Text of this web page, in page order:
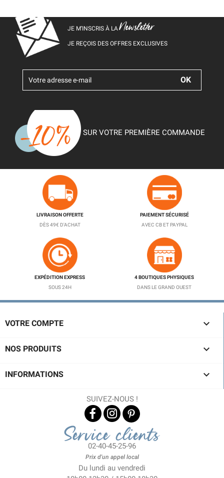
JE M’INSCRIS À LANewsletter
JE REÇOIS DES OFFRES EXCLUSIVES
SUR VOTRE PREMIÈRE COMMANDE
LIVRAISON OFFERTE
DÈS 49€ D'ACHAT
PAIEMENT SÉCURISÉ
AVEC CB ET PAYPAL
EXPÉDITION EXPRESS
SOUS 24H
4 BOUTIQUES PHYSIQUES
DANS LE GRAND OUEST
VOTRE COMPTE 
NOS PRODUITS 
INFORMATIONS 
SUIVEZ-NOUS !
Service clients
02-40-45-25-96
Prix d'un appel local
Du lundi au vendredi